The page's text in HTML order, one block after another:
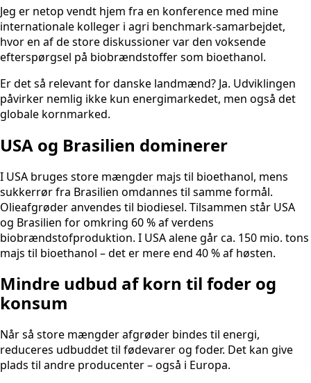
Jeg er netop vendt hjem fra en konference med mine
internationale kolleger i agri benchmark-samarbejdet,
hvor en af de store diskussioner var den voksende
efterspørgsel på biobrændstoffer som bioethanol.
Er det så relevant for danske landmænd? Ja. Udviklingen
påvirker nemlig ikke kun energimarkedet, men også det
globale kornmarked.
USA og Brasilien dominerer
I USA bruges store mængder majs til bioethanol, mens
sukkerrør fra Brasilien omdannes til samme formål.
Olieafgrøder anvendes til biodiesel. Tilsammen står USA
og Brasilien for omkring 60 % af verdens
biobrændstofproduktion. I USA alene går ca. 150 mio. tons
majs til bioethanol – det er mere end 40 % af høsten.
Mindre udbud af korn til foder og
konsum
Når så store mængder afgrøder bindes til energi,
reduceres udbuddet til fødevarer og foder. Det kan give
plads til andre producenter – også i Europa.